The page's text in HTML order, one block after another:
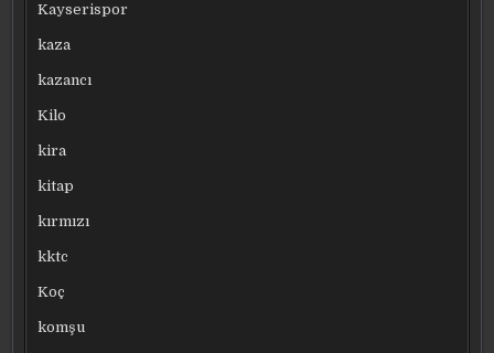
Kayserispor
kaza
kazancı
Kilo
kira
kitap
kırmızı
kktc
Koç
komşu